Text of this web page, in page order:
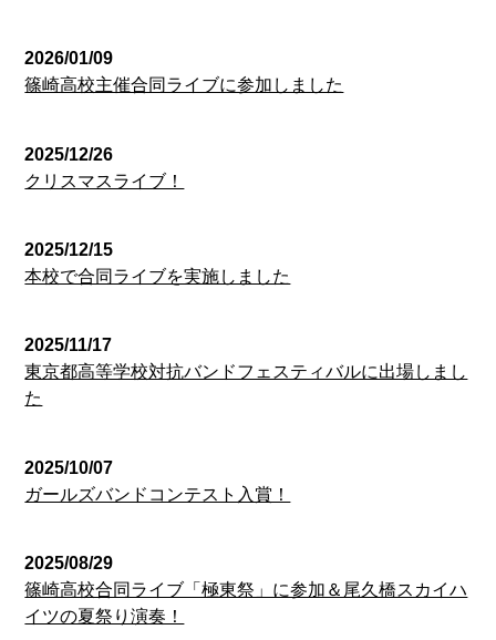
2026/01/09
篠崎高校主催合同ライブに参加しました
2025/12/26
クリスマスライブ！
2025/12/15
本校で合同ライブを実施しました
2025/11/17
東京都高等学校対抗バンドフェスティバルに出場しまし
た
2025/10/07
ガールズバンドコンテスト入賞！
2025/08/29
篠崎高校合同ライブ「極東祭」に参加＆尾久橋スカイハ
イツの夏祭り演奏！